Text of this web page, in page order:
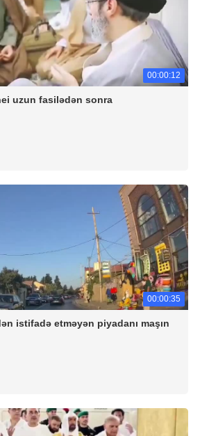
00:00:12
uzun fasilədən sonra
00:00:35
istifadə etməyən piyadanı maşın